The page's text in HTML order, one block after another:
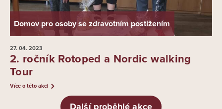
Domov pro osoby se zdravotním postižením
27. 04. 2023
2. ročník Rotoped a Nordic walking
Tour
Více o této akci
Další proběhlé akce